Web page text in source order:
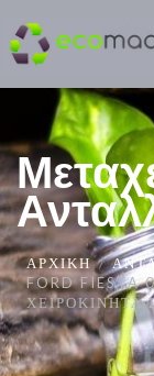
ΑΡΧΙΚΉ
FORD
ΧΕΙΡΟΚΊΝΗΤΑ